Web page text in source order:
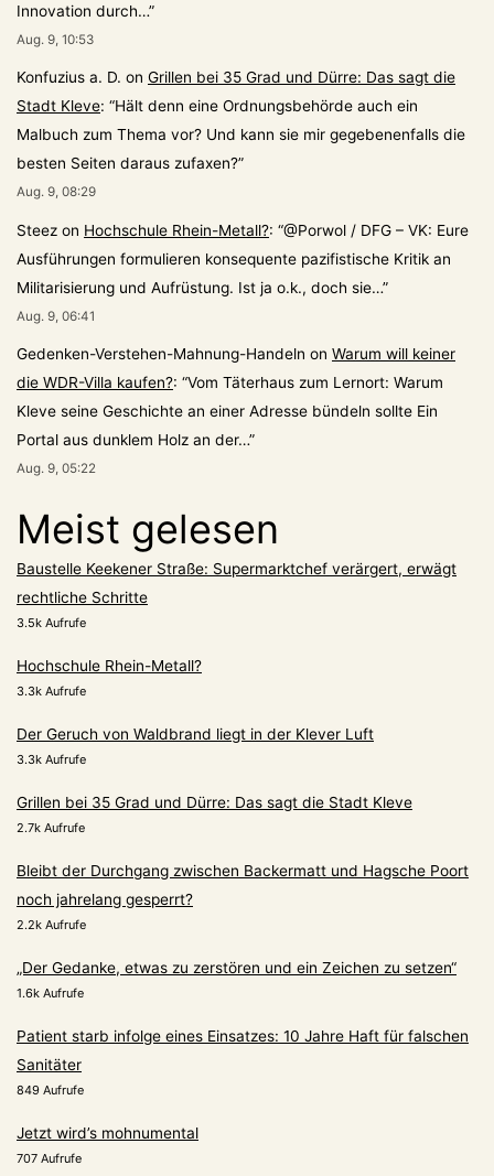
Innovation durch…”
Aug. 9, 10:53
Konfuzius a. D. on Grillen bei 35 Grad und Dürre: Das sagt die
Stadt Kleve: “Hält denn eine Ordnungsbehörde auch ein
Malbuch zum Thema vor? Und kann sie mir gegebenenfalls die
besten Seiten daraus zufaxen?”
Aug. 9, 08:29
Steez on Hochschule Rhein-Metall?: “@Porwol / DFG – VK: Eure
Ausführungen formulieren konsequente pazifistische Kritik an
Militarisierung und Aufrüstung. Ist ja o.k., doch sie…”
Aug. 9, 06:41
Gedenken-Verstehen-Mahnung-Handeln on Warum will keiner
die WDR-Villa kaufen?: “Vom Täterhaus zum Lernort: Warum
Kleve seine Geschichte an einer Adresse bündeln sollte Ein
Portal aus dunklem Holz an der…”
Aug. 9, 05:22
Meist gelesen
Baustelle Keekener Straße: Supermarktchef verärgert, erwägt
rechtliche Schritte
3.5k Aufrufe
Hochschule Rhein-Metall?
3.3k Aufrufe
Der Geruch von Waldbrand liegt in der Klever Luft
3.3k Aufrufe
Grillen bei 35 Grad und Dürre: Das sagt die Stadt Kleve
2.7k Aufrufe
Bleibt der Durchgang zwischen Backermatt und Hagsche Poort
noch jahrelang gesperrt?
2.2k Aufrufe
„Der Gedanke, etwas zu zerstören und ein Zeichen zu setzen“
1.6k Aufrufe
Patient starb infolge eines Einsatzes: 10 Jahre Haft für falschen
Sanitäter
849 Aufrufe
Jetzt wird’s mohnumental
707 Aufrufe